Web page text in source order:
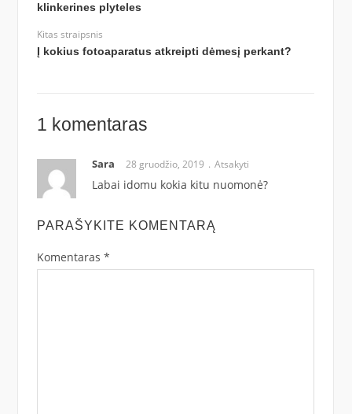
klinkerines plyteles
Kitas straipsnis
Į kokius fotoaparatus atkreipti dėmesį perkant?
1 komentaras
Sara 28 gruodžio, 2019 Atsakyti
Labai idomu kokia kitu nuomonė?
PARAŠYKITE KOMENTARĄ
Komentaras *